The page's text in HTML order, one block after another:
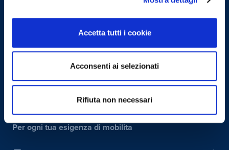
Accetta tutti i cookie
Acconsenti ai selezionati
Rifiuta non necessari
VALUTA IL TUO USATO
Siamo dealer ufficiali per oltre 20 Brand:
Per ogni tua esigenza di mobilita